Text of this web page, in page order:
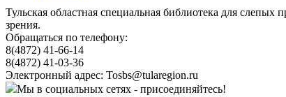
Тульская областная специальная библиотека для
зрения.
Обращаться по телефону:
8(4872) 41-66-14
8(4872) 41-03-36
Электронный адрес: Tosbs@tularegion.ru
Мы в социальных сетях - присоединяйтесь!